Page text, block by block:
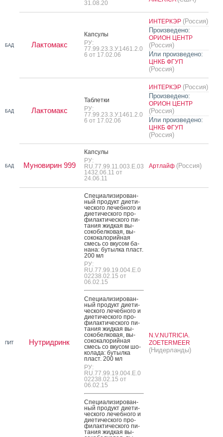
31.08.20
БАД Лактомакс
Кап­су­лы
РУ:
77.99.23.3.У.1461.2.0
6 от 17.02.06
ИНТЕРКЭР (Россия)
Произведено:
ОРИОН ЦЕНТР
(Россия)
Или произведено:
ЦНКБ ФГУП
(Россия)
БАД Лактомакс
Таб­летки
РУ:
77.99.23.3.У.1461.2.0
6 от 17.02.06
ИНТЕРКЭР (Россия)
Произведено:
ОРИОН ЦЕНТР
(Россия)
Или произведено:
ЦНКБ ФГУП
(Россия)
БАД Муновирин 999
Кап­су­лы
РУ:
RU.77.99.11.003.Е.03
1432.06.11 от
24.06.11
Артлайф (Россия)
ПИТ Нутридринк
Спе­ци­али­зиро­ван­
ный про­дукт ди­ети­
чес­ко­го ле­чеб­но­го и
ди­ети­чес­ко­го про­
филак­ти­чес­ко­го пи­
тания жид­кая вы­
соко­бел­ко­вая, вы­
соко­кало­рий­ная
смесь со вку­сом ба­
нана: бу­тыл­ка пласт.
200 мл
РУ:
RU.77.99.19.004.E.0
02238.02.15 от
06.02.15
Спе­ци­али­зиро­ван­
ный про­дукт ди­ети­
чес­ко­го ле­чеб­но­го и
ди­ети­чес­ко­го про­
филак­ти­чес­ко­го пи­
тания жид­кая вы­
соко­бел­ко­вая, вы­
соко­кало­рий­ная
смесь со вку­сом шо­
кола­да: бу­тыл­ка
пласт. 200 мл
РУ:
RU.77.99.19.004.E.0
02238.02.15 от
06.02.15
Спе­ци­али­зиро­ван­
ный про­дукт ди­ети­
чес­ко­го ле­чеб­но­го и
ди­ети­чес­ко­го про­
филак­ти­чес­ко­го пи­
тания жид­кая вы­
N.V.NUTRICIA.
ZOETERMEER
(Нидерланды)